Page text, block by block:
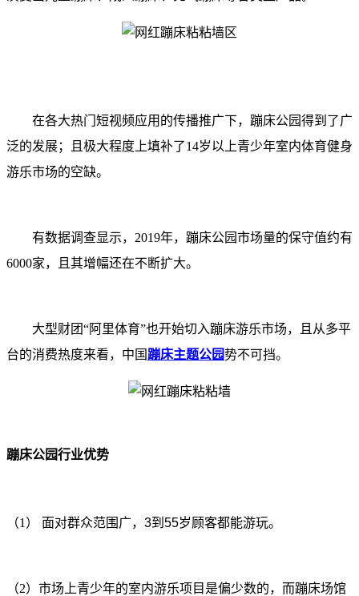
在各大热门短视频应用的传播推广下，蹦床公园得到了广
泛的发展；且极大程度上填补了14岁以上青少年室内体育健身
游乐市场的空缺。
有数据调查显示，2019年，蹦床公园市场量的保守值约有
6000家，且其增幅还在不断扩大。
大型财团“阿里体育”也开始切入蹦床游乐市场，且从多平
台的消费热度来看，中国 蹦床主题公园势不可挡。
蹦床公园行业优势
（1） 面对群众范围广，3到55岁顾客都能游玩。
（2） 市场上青少年的室内游乐项目是偏少数的，而蹦床场馆